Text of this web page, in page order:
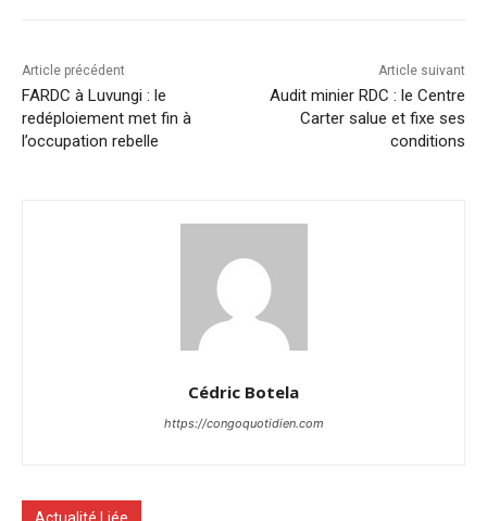
Article précédent
FARDC à Luvungi : le
redéploiement met fin à
l’occupation rebelle
Article suivant
Audit minier RDC : le Centre
Carter salue et fixe ses
conditions
Cédric Botela
https://congoquotidien.com
Actualité Liée